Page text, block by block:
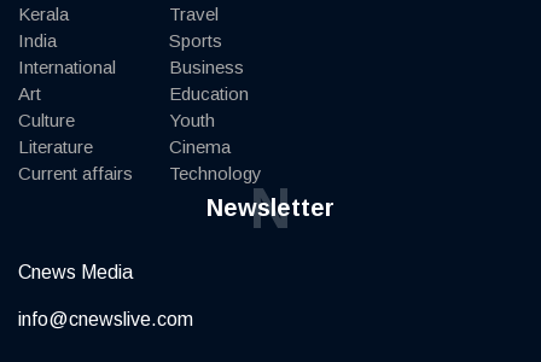
Kerala
India
International
Art
Culture
Literature
Current affairs
Travel
Sports
Business
Education
Youth
Cinema
Technology
Newsletter
N
Cnews Media
info@cnewslive.com